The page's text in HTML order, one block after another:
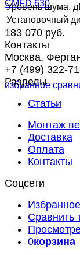
избранное
Уровень шума,
Установочный
183 070 руб.
Контакты
Москва,
+7 (499) 322-
Разделы
Статьи
Монтаж
Доставка
Оплата
Контакты
Соцсети
Избранное
Сравнить
0корзина